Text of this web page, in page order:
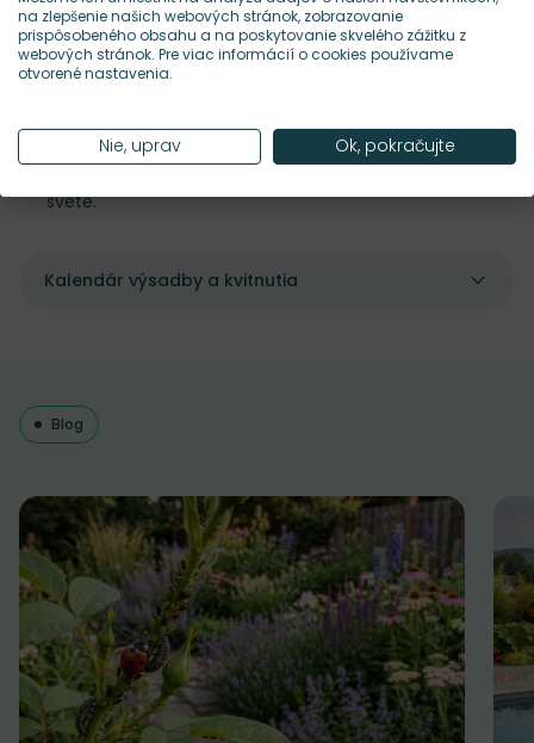
guľatými tekvičkami pre kontrast tvarov, skvelé do
venčekov – dlhý tvar pekne „vedie“ kompozíciu.
ich šarm. Pôvod druhu: tekvica obyčajná (Cucurbita
svete.
Kalendár výsadby a kvitnutia
Blog
na zlepšenie našich webových stránok, zobrazovanie
prispôsobeného obsahu a na poskytovanie skvelého zážitku z
webových stránok. Pre viac informácií o cookies používame
otvorené nastavenia.
Nie, uprav Ok, pokračujte